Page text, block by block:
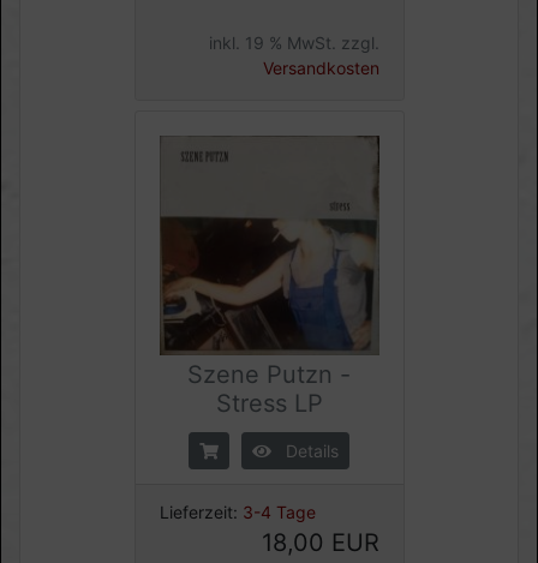
inkl. 19 % MwSt. zzgl.
Versandkosten
Szene Putzn -
Stress LP
Details
Lieferzeit: 3-4 Tage
18,00 EUR